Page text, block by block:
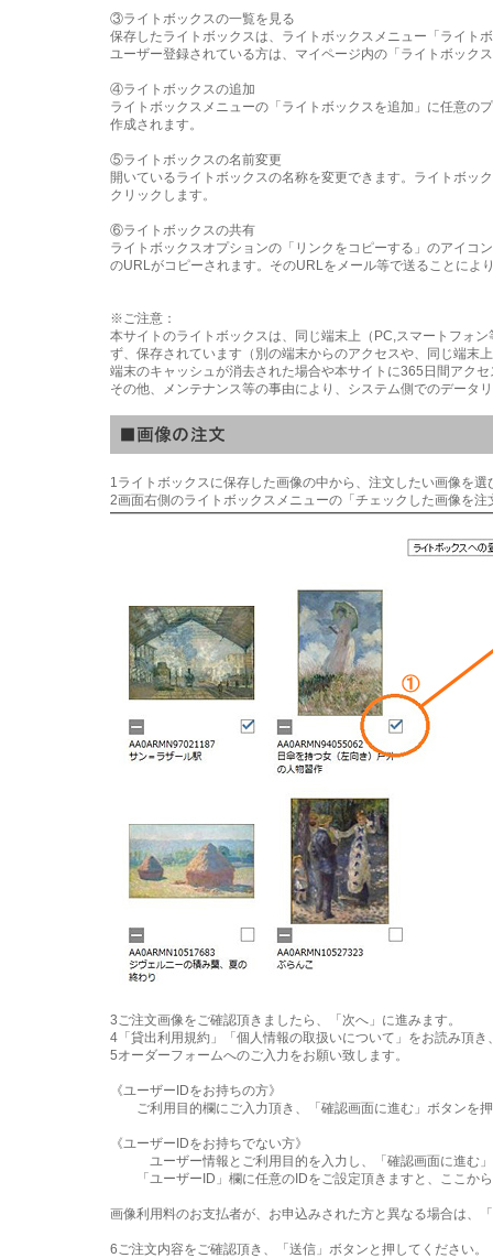
③ライトボックスの一覧を見る
保存したライトボックスは、ライトボックスメニュー「ライト
ユーザー登録されている方は、マイページ内の「ライトボック
④ライトボックスの追加
ライトボックスメニューの「ライトボックスを追加」に任意の
作成されます。
⑤ライトボックスの名前変更
開いているライトボックスの名称を変更できます。ライトボッ
クリックします。
⑥ライトボックスの共有
ライトボックスオプションの「リンクをコピーする」のアイコ
のURLがコピーされます。そのURLをメール等で送ることによ
※ご注意：
本サイトのライトボックスは、同じ端末上（PC,スマートフォ
ず、保存されています（別の端末からのアクセスや、同じ端末
端末のキャッシュが消去された場合や本サイトに365日間アク
その他、メンテナンス等の事由により、システム側でのデータ
1ライトボックスに保存した画像の中から、注文したい画像を選
2画面右側のライトボックスメニューの「チェックした画像を
3ご注文画像をご確認頂きましたら、「次へ」に進みます。
4「貸出利用規約」「個人情報の取扱いについて」をお読み頂
5オーダーフォームへのご入力をお願い致します。
《ユーザーIDをお持ちの方》
ご利用目的欄にご入力頂き、「確認画面に進む」ボタンを
《ユーザーIDをお持ちでない方》
ユーザー情報とご利用目的を入力し、「確認画面に進む」
「ユーザーID」欄に任意のIDをご設定頂きますと、ここか
画像利用料のお支払者が、お申込みされた方と異なる場合は、
6ご注文内容をご確認頂き、「送信」ボタンと押してください。